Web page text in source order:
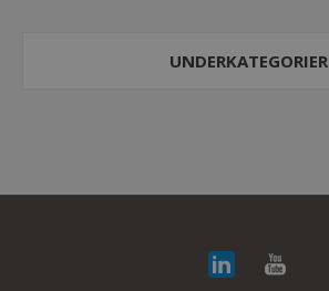
UNDERKATEGORIER